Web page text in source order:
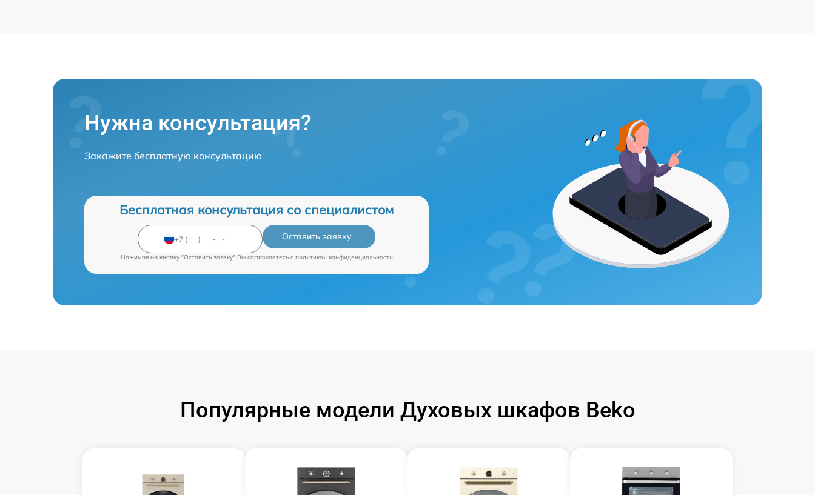
Нужна консультация?
Закажите бесплатную консультацию
Бесплатная консультация со специалистом
Оставить заявку
Нажимая на кнопку "Оставить заявку" Вы соглашаетесь c политикой конфиденциальности
Популярные модели Духовых шкафов Beko